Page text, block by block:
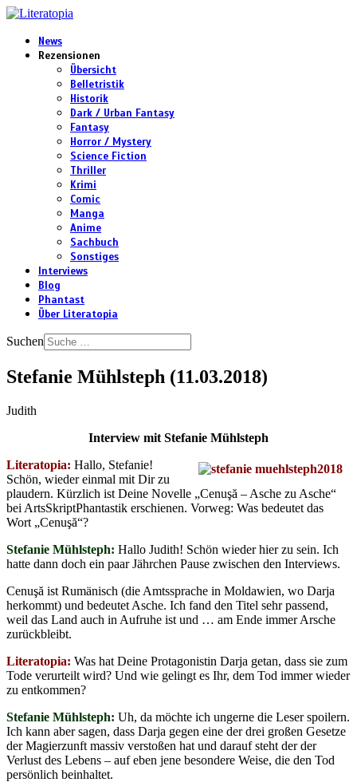
News
Rezensionen
Übersicht
Belletristik
Historik
Dark / Urban Fantasy
Fantasy
Horror / Mystery
Science Fiction
Thriller
Krimi
Comic
Manga
Anime
Sachbuch
Sonstiges
Interviews
Blog
Phantast
Über Literatopia
Suchen
Stefanie Mühlsteph (11.03.2018)
Judith
Interview mit Stefanie Mühlsteph
Literatopia: Hallo, Stefanie!
Schön, wieder einmal mit Dir zu
plaudern. Kürzlich ist Deine Novelle „Cenuşă – Asche zu Asche“
bei ArtsSkriptPhantastik erschienen. Vorweg: Was bedeutet das
Wort „Cenuşă“?
Stefanie Mühlsteph: Hallo Judith! Schön wieder hier zu sein. Ich
hatte dann doch ein paar Jährchen Pause zwischen den Interviews.
Cenuşă ist Rumänisch (die Amtssprache in Moldawien, wo Darja
herkommt) und bedeutet Asche. Ich fand den Titel sehr passend,
weil das Land auch in Aufruhe ist und … am Ende immer Arsche
zurückbleibt.
Literatopia: Was hat Deine Protagonistin Darja getan, dass sie zum
Tode verurteilt wird? Und wie gelingt es Ihr, dem Tod immer wieder
zu entkommen?
Stefanie Mühlsteph: Uh, da möchte ich ungerne die Leser spoilern.
Ich kann aber sagen, dass Darja gegen eine der drei großen Gesetze
der Magierzunft massiv verstoßen hat und darauf steht der der
Verlust des Lebens – auf eben jene besondere Weise, die den Tod
persönlich beinhaltet.